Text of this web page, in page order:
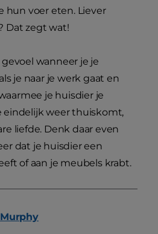
hun voer eten. Liever
Dat zegt wat!
wanneer je je
je naar je werk gaat en
je huisdier je
eindelijk weer thuiskomt,
liefde. Denk daar even
dat je huisdier een
of aan je meubels krabt.
Murphy